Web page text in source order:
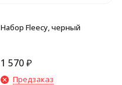
Набор Fleecy, черный
1 570₽
Предзаказ